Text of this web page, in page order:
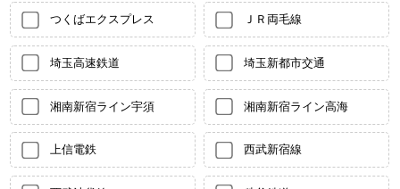
つくばエクスプレス ＪＲ両毛線
埼玉高速鉄道 埼玉新都市交通
湘南新宿ライン宇須 湘南新宿ライン高海
上信電鉄 西武新宿線